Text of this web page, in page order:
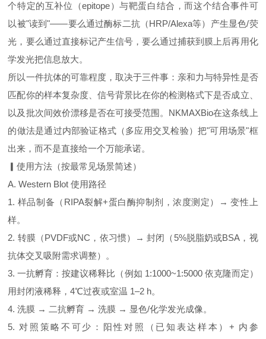
个特定的互补位（epitope）与靶蛋白结合，而这个结合事件可
以被"读到"——要么通过酶标二抗（HRP/Alexa等）产生显色/荧
光，要么通过直接标记产生信号，要么通过捕获到膜上后再用化
学发光把信息放大。
所以一件抗体的可靠程度，取决于三件事：亲和力与特异性是否
匹配你的样本复杂度、信号背景比在你的检测格式下是否成立、
以及批次间效价漂移是否在可接受范围。NKMAXBio在这条线上
的做法是通过内部验证格式（多应用交叉检验）把"可用场景"框
出来，而不是直接给一个万能承诺。
▎使用方法（按最常见场景简述）
A. Western Blot 使用路径
1. 样品制备（RIPA裂解+蛋白酶抑制剂，浓度测定）→ 变性上
样。
2. 转膜（PVDF或NC，依习惯）→ 封闭（5%脱脂奶或BSA，视
抗体交叉吸附需求调整）。
3. 一抗孵育：按建议稀释比（例如 1:1000~1:5000 依克隆而定）
用封闭液稀释，4℃过夜或室温 1–2 h。
4. 洗膜 → 二抗孵育 → 洗膜 → 显色/化学发光成像。
5. 对照策略不可少：阳性对照（已知表达样本）+ 内参